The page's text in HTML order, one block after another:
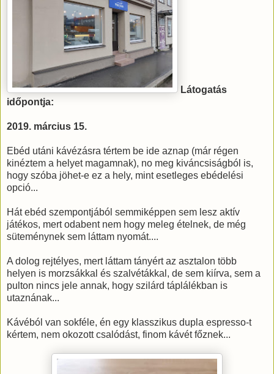
Látogatás
időpontja:
2019. március 15.
Ebéd utáni kávézásra tértem be ide aznap (már régen
kinéztem a helyet magamnak), no meg kiváncsiságból is,
hogy szóba jöhet-e ez a hely, mint esetleges ebédelési
opció...
Hát ebéd szempontjából semmiképpen sem lesz aktív
játékos, mert odabent nem hogy meleg ételnek, de még
süteménynek sem láttam nyomát....
A dolog rejtélyes, mert láttam tányért az asztalon több
helyen is morzsákkal és szalvétákkal, de sem kiírva, sem a
pulton nincs jele annak, hogy szilárd táplálékban is
utaznának...
Kávéból van sokféle, én egy klasszikus dupla espresso-t
kértem, nem okozott csalódást, finom kávét főznek...